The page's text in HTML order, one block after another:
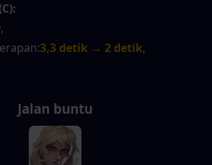
(C):
,
3,3 detik → 2 detik,
Jalan buntu